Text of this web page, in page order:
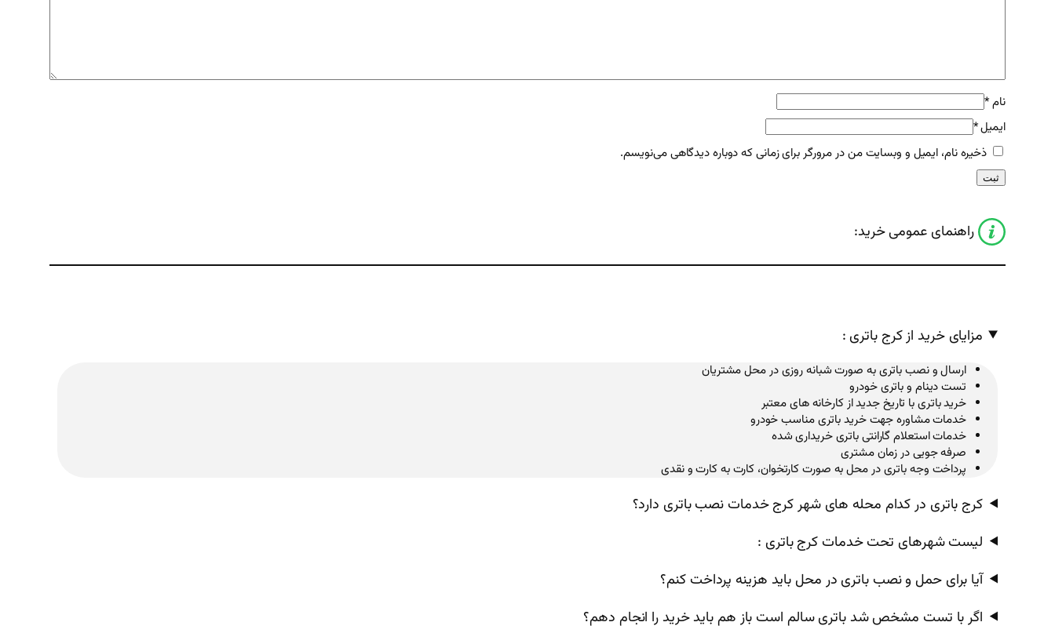
نام*
ایمیل*
ذخیره نام، ایمیل و وبسایت من در مرورگر برای زمانی که دوباره دیدگاهی می‌نویسم.
راهنمای عمومی خرید:
مزایای خرید از کرج باتری :
ارسال و نصب باتری به صورت شبانه روزی در محل مشتریان
تست دینام و باتری خودرو
خرید باتری با تاریخ جدید از کارخانه های معتبر
خدمات مشاوره جهت خرید باتری مناسب خودرو
خدمات استعلام گارانتی باتری خریداری شده
صرفه جویی در زمان مشتری
پرداخت وجه باتری در محل به صورت کارتخوان، کارت به کارت و نقدی
کرج باتری در کدام محله های شهر کرج خدمات نصب باتری دارد؟
لیست شهرهای تحت خدمات کرج باتری :
آیا برای حمل و نصب باتری در محل باید هزینه پرداخت کنم؟
اگر با تست مشخص شد باتری سالم است باز هم باید خرید را انجام دهم؟